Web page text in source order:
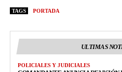
TAGS PORTADA
ULTIMAS
POLICIALES Y JUDICIALES